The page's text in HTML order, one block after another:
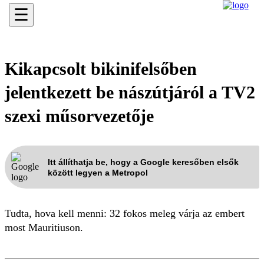
☰
Kikapcsolt bikinifelsőben
jelentkezett be nászútjáról a TV2
szexi műsorvezetője
Itt állíthatja be, hogy a Google keresőben elsők
között legyen a Metropol
Tudta, hova kell menni: 32 fokos meleg várja az embert
most Mauritiuson.